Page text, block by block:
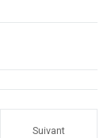
Suivant